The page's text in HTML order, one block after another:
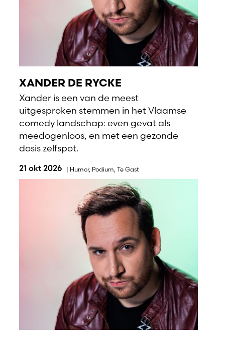
XANDER DE RYCKE
Xander is een van de meest
uitgesproken stemmen in het Vlaamse
comedy landschap: even gevat als
meedogenloos, en met een gezonde
dosis zelfspot.
21 okt 2026 | Humor, Podium Te Gast